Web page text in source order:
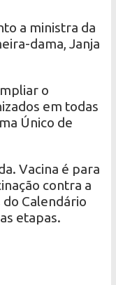
a ministra da
dama, Janja
o
em todas
Único de
Vacina é para
contra a
Calendário
etapas.